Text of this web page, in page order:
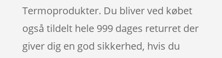
Termoprodukter. Du bliver ved købet
også tildelt hele 999 dages returret der
giver dig en god sikkerhed, hvis du